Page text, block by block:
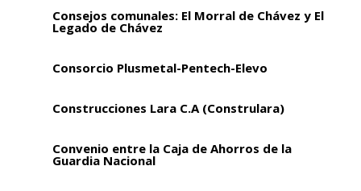
Consejos comunales: El Morral de Chávez y El
Legado de Chávez
Consorcio Plusmetal-Pentech-Elevo
Construcciones Lara C.A (Construlara)
Convenio entre la Caja de Ahorros de la
Guardia Nacional